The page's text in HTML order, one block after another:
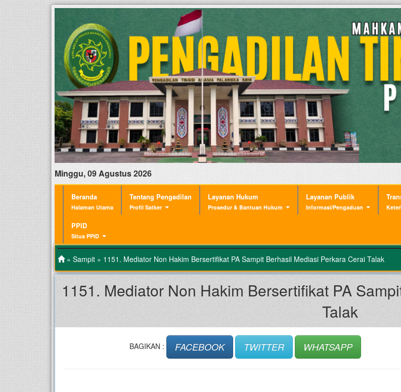
Minggu, 09 Agustus 2026
Beranda
Halaman Utama
Tentang Pengadilan
Profil Satker
Layanan Hukum
Prosedur & Bantuan Hukum
Layanan Publik
Informasi/Pengaduan
PPID
Situs PPID
» Sampit » 1151. Mediator Non Hakim Bersertifikat PA Sampit Berhasil Mediasi Perkara Cerai Talak
1151. Mediator Non Hakim Bersertifikat PA
Talak
BAGIKAN : FACEBOOK TWITTER WHATSAPP